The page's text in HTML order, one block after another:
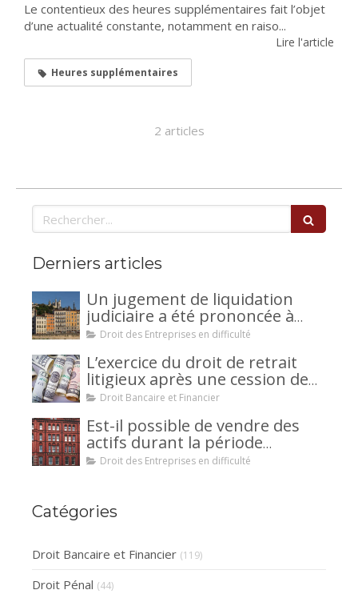
Le contentieux des heures supplémentaires fait l’objet
d’une actualité constante, notamment en raiso...
Lire l'article
Heures supplémentaires
2 articles
Rechercher
Derniers articles
Un jugement de liquidation
judiciaire a été prononcée à
votre encontre : comment
Droit des Entreprises en difficulté
L’exercice du droit de retrait
litigieux après une cession de
créance : un mécanisme
la caution.
Droit Bancaire et Financier
Est-il possible de vendre des
actifs durant la période
d’observation d’un
Droit des Entreprises en difficulté
Catégories
Droit Bancaire et Financier (119)
Droit Pénal (44)